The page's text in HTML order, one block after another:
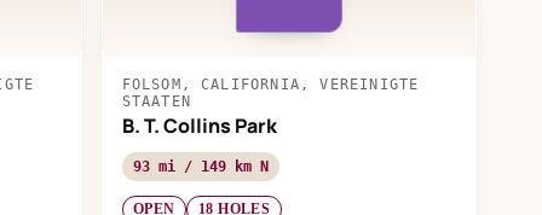
FOLSOM, CALIFORNIA, VEREINIGTE
STAATEN
B. T. Collins Park
93 mi / 149 km N
OPEN 18 HOLES